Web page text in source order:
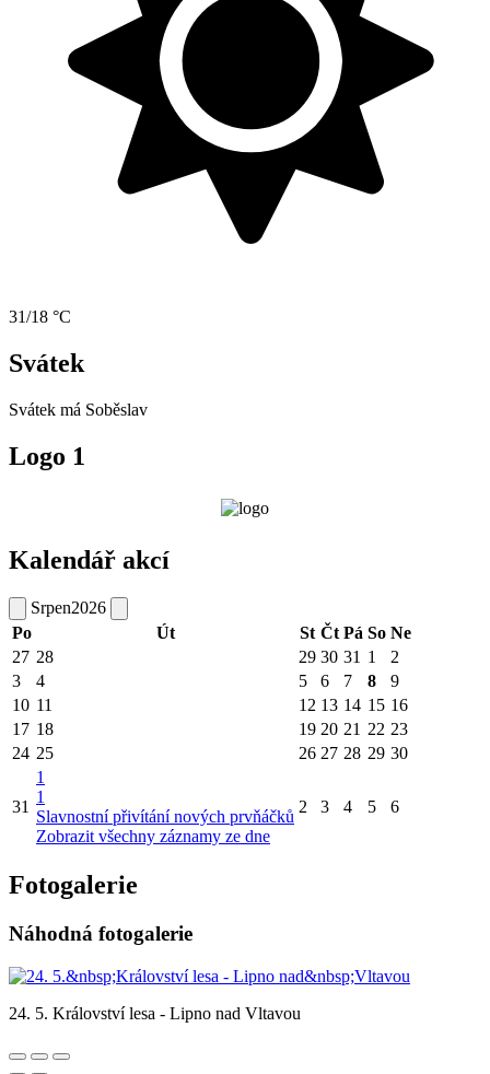
31/18 °C
Svátek
Svátek má Soběslav
Logo 1
Kalendář akcí
Srpen2026
Po
Út St Čt Pá So Ne
27 28 29 30 31 1
2
3
4 5 6 7 8
9
10 11 12 13 14 15 16
17 18 19 20 21 22 23
24 25 26 27 28 29 30
31
1
1
Slavnostní přivítání nových prvňáčků
Zobrazit všechny záznamy ze dne
2 3 4 5 6
Fotogalerie
Náhodná fotogalerie
24. 5. Království lesa - Lipno nad Vltavou